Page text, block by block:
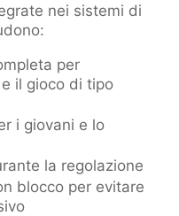
nei sistemi di
per
il gioco di tipo
i giovani e lo
la regolazione
blocco per evitare